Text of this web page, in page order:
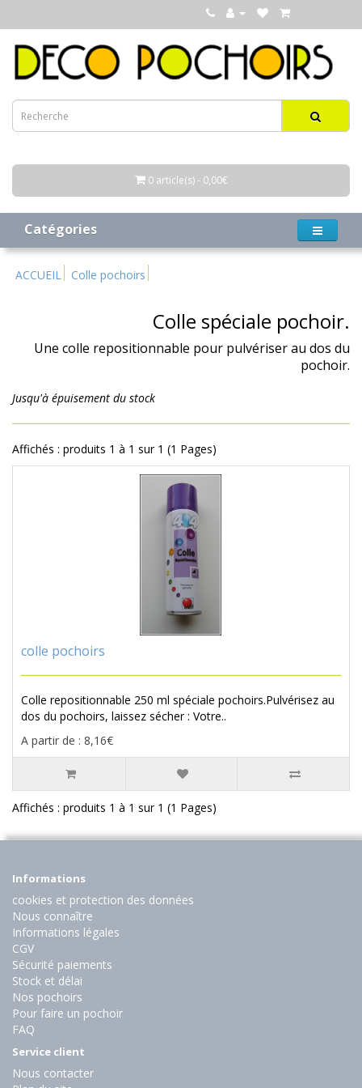
0 article(s) - 0,00€
Catégories
ACCUEIL Colle pochoirs
Colle spéciale pochoir.
Une colle repositionnable pour pulvériser au dos du
pochoir.
Jusqu'à épuisement du stock
Affichés : produits 1 à 1 sur 1 (1 Pages)
colle pochoirs
Colle repositionnable 250 ml spéciale pochoirs.Pulvérisez au
dos du pochoirs, laissez sécher : Votre..
A partir de : 8,16€
Affichés : produits 1 à 1 sur 1 (1 Pages)
Informations
cookies et protection des données
Nous connaître
Informations légales
CGV
Sécurité paiements
Stock et délai
Nos pochoirs
Pour faire un pochoir
FAQ
Service client
Nous contacter